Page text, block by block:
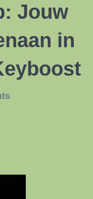
España
Jouw
in